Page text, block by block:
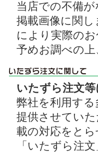
当店での不備
掲載画像に関
により実際の
予めお調べの
いたずら注文
弊社を利用す
提供させてい
載の対応をと
「いたずら注